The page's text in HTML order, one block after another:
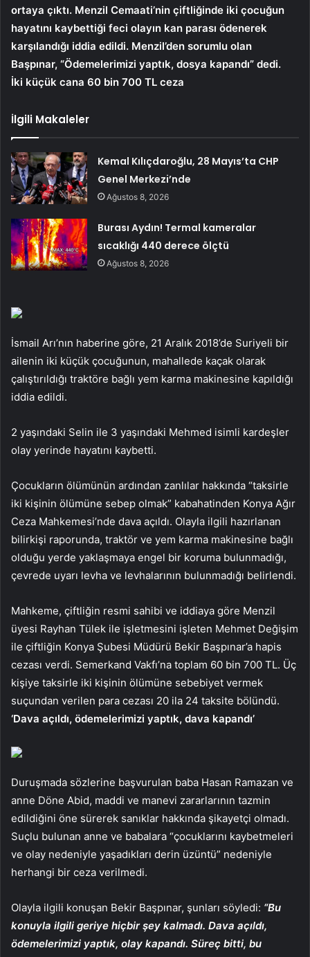
ortaya çıktı. Menzil Cemaati’nin çiftliğinde iki çocuğun
hayatını kaybettiği feci olayın kan parası ödenerek
karşılandığı iddia edildi. Menzil’den sorumlu olan
Başpınar, “Ödemelerimizi yaptık, dosya kapandı” dedi.
İki küçük cana 60 bin 700 TL ceza
İlgili Makaleler
Kemal Kılıçdaroğlu, 28 Mayıs’ta CHP
Genel Merkezi’nde
Ağustos 8, 2026
Burası Aydın! Termal kameralar
sıcaklığı 440 derece ölçtü
Ağustos 8, 2026
İsmail Arı’nın haberine göre, 21 Aralık 2018’de Suriyeli bir
ailenin iki küçük çocuğunun, mahallede kaçak olarak
çalıştırıldığı traktöre bağlı yem karma makinesine kapıldığı
iddia edildi.
2 yaşındaki Selin ile 3 yaşındaki Mehmed isimli kardeşler
olay yerinde hayatını kaybetti.
Çocukların ölümünün ardından zanlılar hakkında “taksirle
iki kişinin ölümüne sebep olmak” kabahatinden Konya Ağır
Ceza Mahkemesi’nde dava açıldı. Olayla ilgili hazırlanan
bilirkişi raporunda, traktör ve yem karma makinesine bağlı
olduğu yerde yaklaşmaya engel bir koruma bulunmadığı,
çevrede uyarı levha ve levhalarının bulunmadığı belirlendi.
Mahkeme, çiftliğin resmi sahibi ve iddiaya göre Menzil
üyesi Rayhan Tülek ile işletmesini işleten Mehmet Değişim
ile çiftliğin Konya Şubesi Müdürü Bekir Başpınar’a hapis
cezası verdi. Semerkand Vakfı’na toplam 60 bin 700 TL. Üç
kişiye taksirle iki kişinin ölümüne sebebiyet vermek
suçundan verilen para cezası 20 ila 24 taksite bölündü.
‘Dava açıldı, ödemelerimizi yaptık, dava kapandı’
Duruşmada sözlerine başvurulan baba Hasan Ramazan ve
anne Döne Abid, maddi ve manevi zararlarının tazmin
edildiğini öne sürerek sanıklar hakkında şikayetçi olmadı.
Suçlu bulunan anne ve babalara “çocuklarını kaybetmeleri
ve olay nedeniyle yaşadıkları derin üzüntü” nedeniyle
herhangi bir ceza verilmedi.
Olayla ilgili konuşan Bekir Başpınar, şunları söyledi: “Bu
konuyla ilgili geriye hiçbir şey kalmadı. Dava açıldı,
ödemelerimizi yaptık, olay kapandı. Süreç bitti, bu